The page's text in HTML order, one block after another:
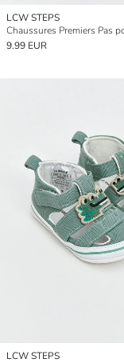
LCW STEPS
9.99 EUR
LCW STEPS